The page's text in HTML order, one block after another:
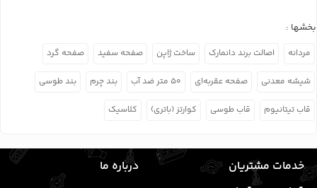
بخشها :
مردانه اصالت برند دانمارک ساخت ژاپن صفحه سفید صفحه گرد
شیشه معدنی صفحه عقربه‌ای ۵۰ متر ضد آب بند چرم بند طوسی
قاب تیتانیوم قاب طوسی کوارتز (باتری) کلاسیک
خدمات مشتریان
درباره ما